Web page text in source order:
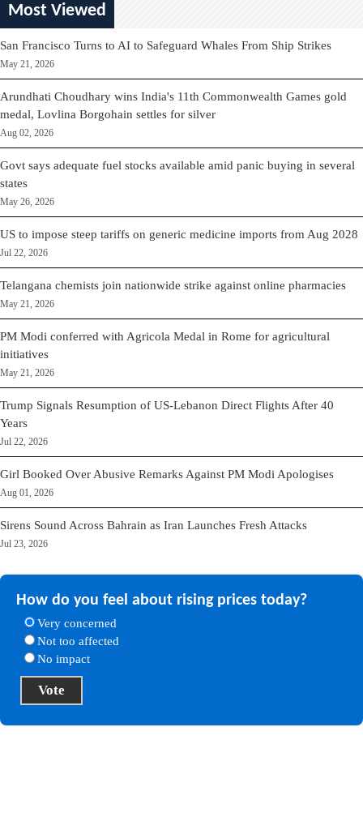
Most Viewed
San Francisco Turns to AI to Safeguard Whales From Ship Strikes
May 21, 2026
Arundhati Choudhary wins India's 11th Commonwealth Games gold
medal, Lovlina Borgohain settles for silver
Aug 02, 2026
Govt says adequate fuel stocks available amid panic buying in several
states
May 26, 2026
US to impose steep tariffs on generic medicine imports from Aug 2028
Jul 22, 2026
Telangana chemists join nationwide strike against online pharmacies
May 21, 2026
PM Modi conferred with Agricola Medal in Rome for agricultural
initiatives
May 21, 2026
Trump Signals Resumption of US-Lebanon Direct Flights After 40
Years
Jul 22, 2026
Girl Booked Over Abusive Remarks Against PM Modi Apologises
Aug 01, 2026
Sirens Sound Across Bahrain as Iran Launches Fresh Attacks
Jul 23, 2026
How do you feel about rising prices today?
Very concerned
Not too affected
No impact